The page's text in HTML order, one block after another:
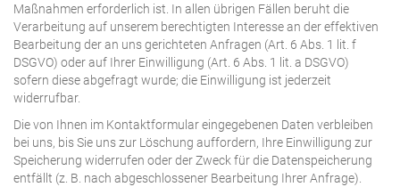
Maßnahmen erforderlich ist. In allen übrigen Fällen beruht die
Verarbeitung auf unserem berechtigten Interesse an der effektiven
Bearbeitung der an uns gerichteten Anfragen (Art. 6 Abs. 1 lit. f
DSGVO) oder auf Ihrer Einwilligung (Art. 6 Abs. 1 lit. a DSGVO)
sofern diese abgefragt wurde; die Einwilligung ist jederzeit
widerrufbar.
Die von Ihnen im Kontaktformular eingegebenen Daten verbleiben
bei uns, bis Sie uns zur Löschung auffordern, Ihre Einwilligung zur
Speicherung widerrufen oder der Zweck für die Datenspeicherung
entfällt (z. B. nach abgeschlossener Bearbeitung Ihrer Anfrage).